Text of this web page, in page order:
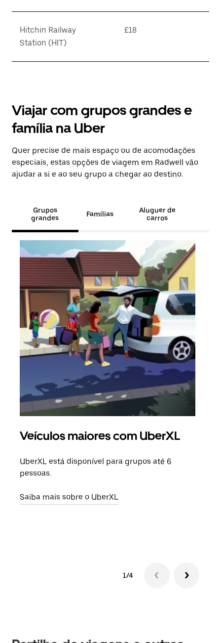
Hitchin Railway
Station (HIT)
£18
Viajar com grupos grandes e
família na Uber
Quer precise de mais espaço ou de acomodações
especiais, estas opções de viagem em Radwell vão
ajudar a si e ao seu grupo a chegar ao destino.
Grupos
grandes
Famílias
Aluguer de
carros
Veículos maiores com UberXL
UberXL está disponível para grupos até 6
pessoas.
Saiba mais sobre o UberXL
1/4